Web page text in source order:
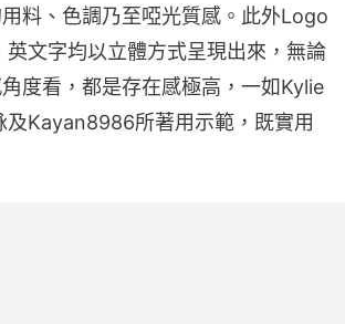
料、色調乃至啞光質感。此外Logo
英文字均以立體方式呈現出來，無論
度看，都是存在感極高，一如Kylie
Kayan8986所著用示範，既實用